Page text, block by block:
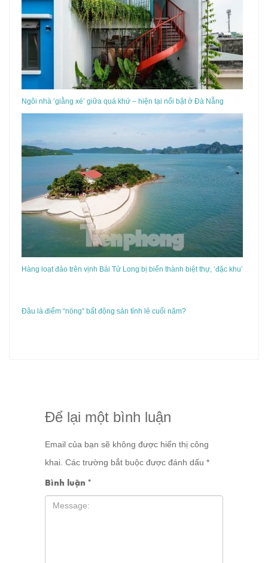
Ngôi nhà ‘giằng xé’ giữa quá khứ – hiện tại nổi bật ở Đà Nẵng
Hàng loạt đảo trên vịnh Bái Tử Long bị biến thành biệt thự, ‘đặc khu’
Đâu là điểm “nóng” bất động sản tỉnh lẻ cuối năm?
Để lại một bình luận
Email của bạn sẽ không được hiển thị công
khai. Các trường bắt buộc được đánh dấu *
Bình luận *